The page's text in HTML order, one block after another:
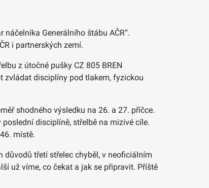
Generálního štábu AČR“.
i partnerských zemí.
z útočné pušky CZ 805 BREN
zvládat disciplíny pod tlakem, fyzickou
shodného výsledku na 26. a 27. příčce.
disciplíně, střelbě na mizivé cíle.
místě.
třetí střelec chyběl, v neoficiálním
už víme, co čekat a jak se připravit. Příště